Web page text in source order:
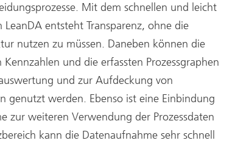
Mit dem schnellen und leicht
entsteht Transparenz, ohne die
nutzen zu müssen. Daneben können die
und die erfassten Prozessgraphen
und zur Aufdeckung von
genutzt werden. Ebenso ist eine Einbindung
zur weiteren Verwendung der Prozessdaten
kann die Datenaufnahme sehr schnell